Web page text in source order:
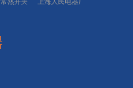
常熟开关
上海人民电器厂